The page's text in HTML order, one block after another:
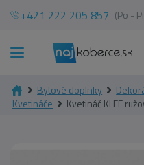
+421 222 205 857 (Po -
Bytové doplnky
Kvetináče
Kvetináč KLEE